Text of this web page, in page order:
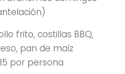
frito, costillas BBQ,
pan de maíz
por persona